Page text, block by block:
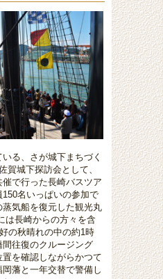
る、さが城下まちづく
賀城下探訪会として、
で行った長崎バスツア
名いっぱいの参加で
気船を復元した観光丸
は長崎からの方々を含
の秋晴れの中の約1時
間往復のクルージング
を確認しながらかつて
藩と一年交替で警備し